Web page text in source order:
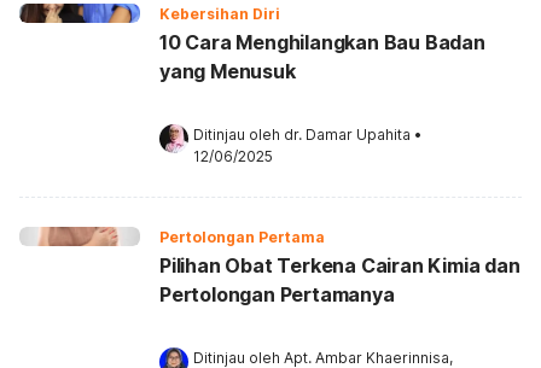
Kebersihan Diri
10 Cara Menghilangkan Bau Badan
yang Menusuk
Ditinjau oleh dr. Damar Upahita •
12/06/2025
Pertolongan Pertama
Pilihan Obat Terkena Cairan Kimia dan
Pertolongan Pertamanya
Ditinjau oleh Apt. Ambar Khaerinnisa,